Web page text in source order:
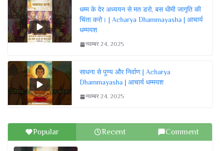
धम्म के देर अध्ययन से मत डरो, बस धीमी जागृति की
चिंता करो। | Acharya Dhammayasha | आचार्य
धम्मयश
नवम्बर 24, 2025
साधना से पुण्य और निर्वाण | Acharya
Dhammayasha | आचार्य धम्मयश
नवम्बर 24, 2025
Popular Recent Comment